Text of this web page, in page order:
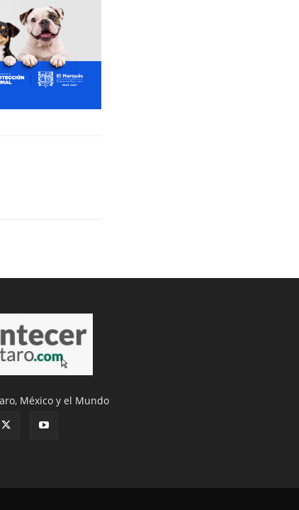
México y el Mundo